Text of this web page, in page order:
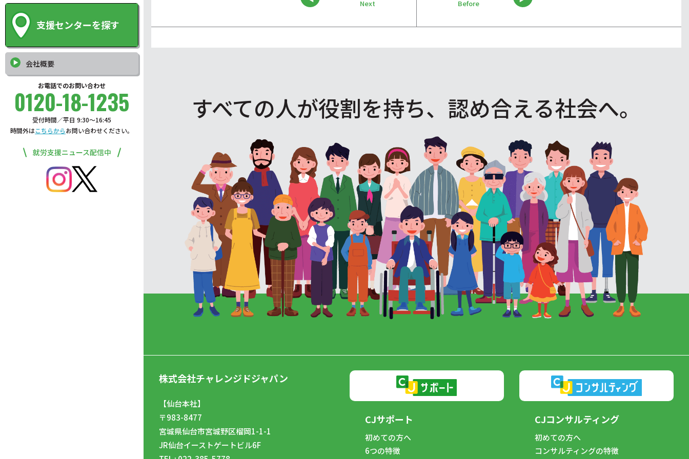
支援センターを探す
会社概要
お電話でのお問い合わせ
0120-18-1235
受付時間／平日 9:30〜16:45
時間外はこちらからお問い合わせください。
就労支援ニュース配信中
Next Before
すべての人が役割を持ち、認め合える社会へ。
株式会社チャレンジドジャパン
【仙台本社】
〒983-8477
宮城県仙台市宮城野区榴岡1-1-1
JR仙台イーストゲートビル6F
CJサポート
初めての方へ
6つの特徴
CJコンサルティング
初めての方へ
コンサルティングの特徴